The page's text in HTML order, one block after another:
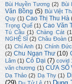
Bùi Huyền Tương (2) Bùi
Văn Bồng (5) Bùi Việt
Quy (1) Cao Thị Thu Hà
Trọng Quế (1) Cao Văn
Tú Cầu (1) Chàng Cát
NGHỆ SĨ (2) Châu Đoàn
(1) Chí Anh (1) Chính Đức
(2) Chu Ngạn Thư (10)
Lâm (1) Cỏ Dại (7) covid
văn chương (1) CỬA SỔ
Dạ Thảo (2) Dạ Thy (1)